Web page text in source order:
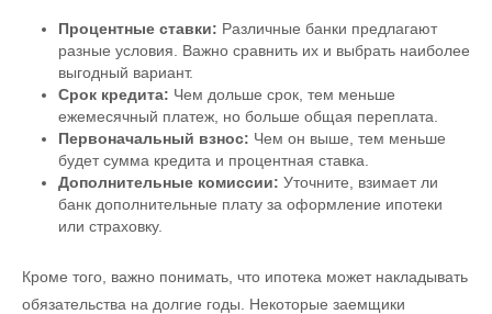
Процентные ставки: Различные банки предлагают
разные условия. Важно сравнить их и выбрать наиболее
выгодный вариант.
Срок кредита: Чем дольше срок, тем меньше
ежемесячный платеж, но больше общая переплата.
Первоначальный взнос: Чем он выше, тем меньше
будет сумма кредита и процентная ставка.
Дополнительные комиссии: Уточните, взимает ли
банк дополнительные плату за оформление ипотеки
или страховку.
Кроме того, важно понимать, что ипотека может накладывать
обязательства на долгие годы. Некоторые заемщики